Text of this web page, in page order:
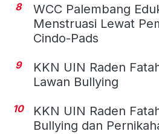
8
WCC Palembang
Menstruasi Lewat
Cindo-Pads
9
KKN UIN Raden
Lawan Bullying
10
KKN UIN Raden
Bullying dan